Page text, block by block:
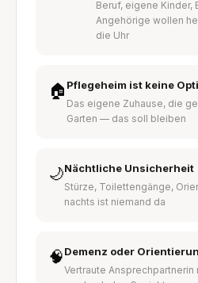
Beruf, eigene Kinder,
Angehörige wollen
die Uhr
🏠 Pflegeheim ist keine
Das eigene Zuhause, die
Garten — das soll bleiben
🌙Nächtliche Unsicherheit
Stürze, Toilettengänge,
nachts ist niemand da
🧠Demenz oder
Vertraute